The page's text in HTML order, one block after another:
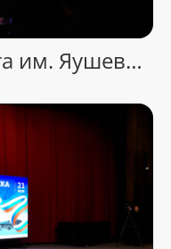
Театр оперы и балета им. Яушева. Музыкальная комедия «Ханума»